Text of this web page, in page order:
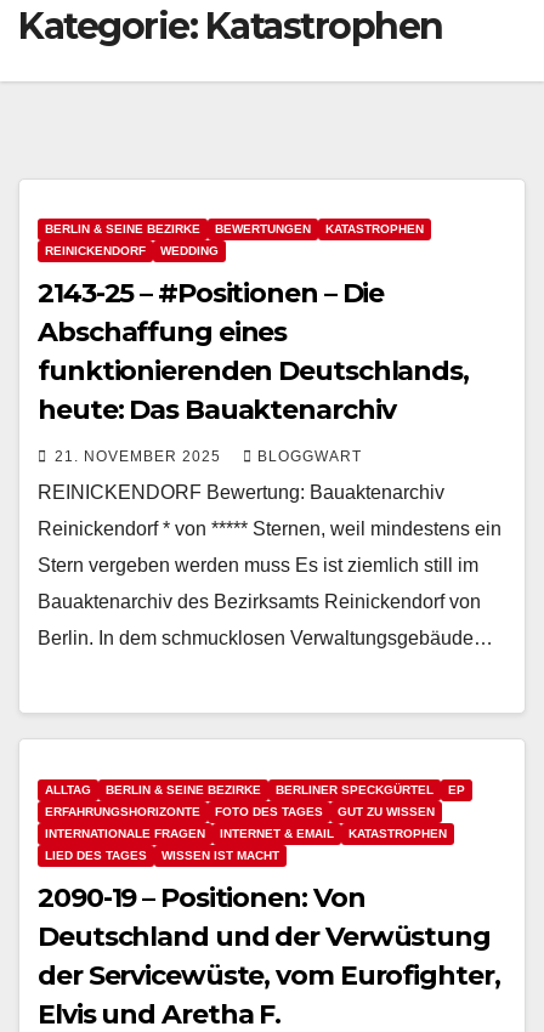
Kategorie: Katastrophen
BERLIN & SEINE BEZIRKE BEWERTUNGEN
KATASTROPHEN
REINICKENDORF
WEDDING
2143-25 – #Positionen – Die
Abschaffung eines
funktionierenden Deutschlands,
heute: Das Bauaktenarchiv
21. NOVEMBER 2025 BLOGGWART
REINICKENDORF Bewertung: Bauaktenarchiv
Reinickendorf * von ***** Sternen, weil mindestens ein
Stern vergeben werden muss Es ist ziemlich still im
Bauaktenarchiv des Bezirksamts Reinickendorf von
Berlin. In dem schmucklosen Verwaltungsgebäude…
ALLTAG BERLIN & SEINE BEZIRKE BERLINER SPECKGÜRTEL
EP
ERFAHRUNGSHORIZONTE
FOTO DES TAGES
GUT ZU WISSEN
INTERNATIONALE FRAGEN
INTERNET & EMAIL
KATASTROPHEN
LIED DES TAGES
WISSEN IST MACHT
2090-19 – Positionen: Von
Deutschland und der Verwüstung
der Servicewüste, vom Eurofighter,
Elvis und Aretha F.